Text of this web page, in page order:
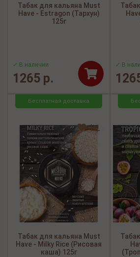
Табак для кальяна Must
Have - Estragon (Тархун)
125г
✓ В наличии
1265 р.
✓ В
Бесплатная доставка
Табак для кальяна Must
Have - Milky Rice (Рисовая
каша) 125г